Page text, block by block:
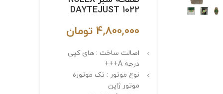
DAYTEJUST 1022
4,800,000 تومان
اصالت ساخت : های کپی
درجه A+++
نوع موتور : تک موتوره
موتور ژاپن